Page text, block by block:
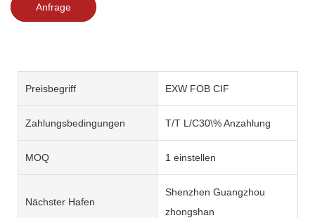
Anfrage
Preisbegriff EXW FOB CIF
Zahlungsbedingungen T/T L/C30\% Anzahlung
MOQ 1 einstellen
Nächster Hafen
Shenzhen Guangzhou
zhongshan